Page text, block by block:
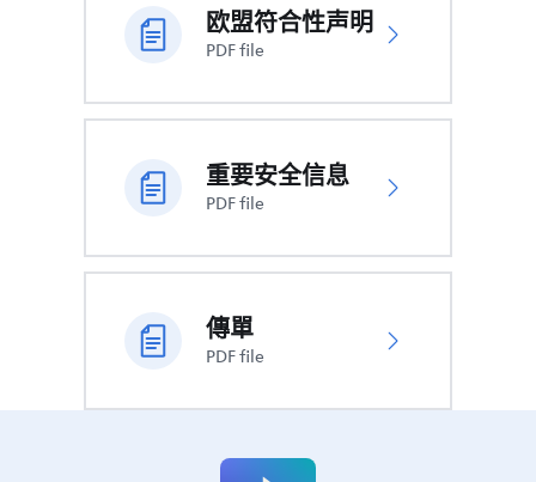
欧盟符合性声明
PDF file
重要安全信息
PDF file
傳單
PDF file